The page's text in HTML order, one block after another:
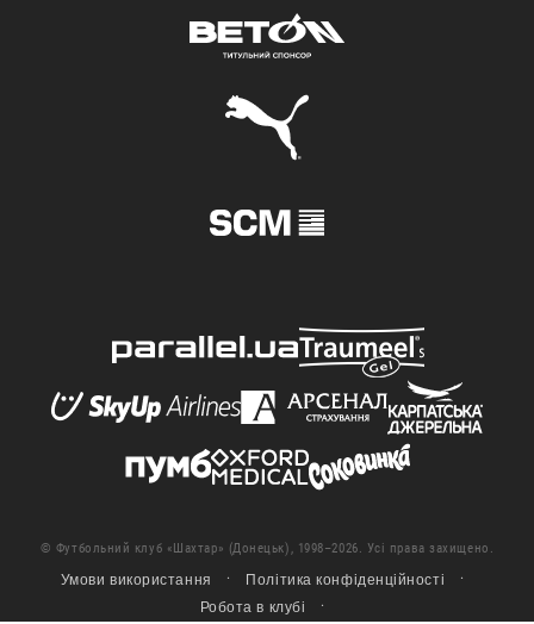
© Футбольний клуб «Шахтар» (Донецьк), 1998–2026. Усі права захищено.
Умови використання
Політика конфіденційності
Робота в клубі